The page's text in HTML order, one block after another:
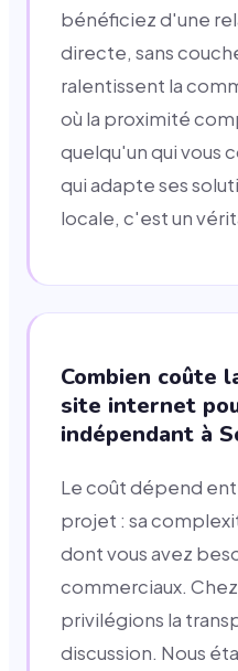
bénéficiez d'une
directe, sans
ralentissent la
où la proximité
quelqu'un qui vous
qui adapte ses
locale, c'est un
Combien coûte
site internet
indépendant à
Le coût dépend
projet : sa
dont vous avez
commerciaux.
privilégions la
discussion. Nous